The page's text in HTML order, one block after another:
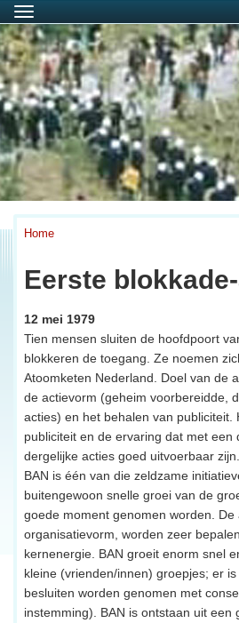
Menu
Home
Eerste
12 mei 1979
Tien mensen sluiten de hoofdpoort
blokkeren de toegang. Ze noemen
Atoomketen Nederland. Doel van de
de actievorm (geheim voorbereidde,
acties) en het behalen van publiciteit.
publiciteit en de ervaring dat met een
dergelijke acties goed uitvoerbaar zijn.
BAN is één van die zeldzame
buitengewoon snelle groei van de
goede moment genomen worden.
organisatievorm, worden zeer
kernenergie. BAN groeit enorm snel
kleine (vrienden/innen) groepjes; er
besluiten worden genomen met
instemming). BAN is ontstaan uit een